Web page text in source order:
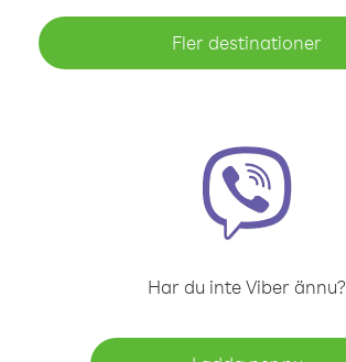
Fler destinationer
Har du inte Viber ännu?